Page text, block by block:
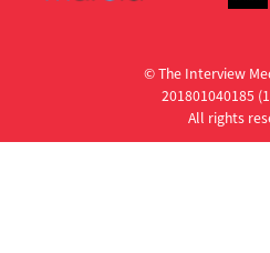
© The Interview
201801040185
All rights